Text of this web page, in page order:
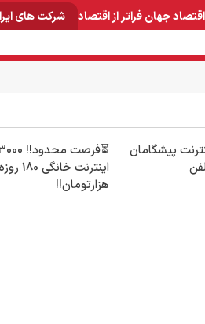
اقتصاد جهانفراتر از اقتصاد شرکت های
پیشگامان
هزارتومان!!